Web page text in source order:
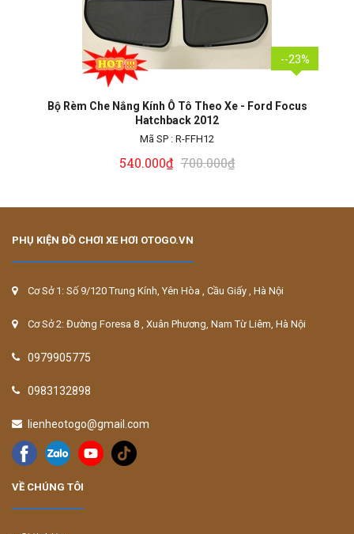
--23%
Bộ Rèm Che Nắng Kính Ô Tô Theo Xe - Ford Focus Sedan
2018
Mã SP :R-FF18
540.000₫ 700.000₫
PHỤ KIỆN ĐỒ CHƠI XE HƠI OTOGO.VN
Cơ Sở 1: Số 9/120 Trung Kính, Yên Hòa , Cầu Giấy , Hà Nội
Cơ Sở 2: Đường Foresa 8 , Xuân Phương, Nam Từ Liêm, Hà Nội
0979905775
0983132898
lienheotogo@gmail.com
VỀ CHÚNG TÔI